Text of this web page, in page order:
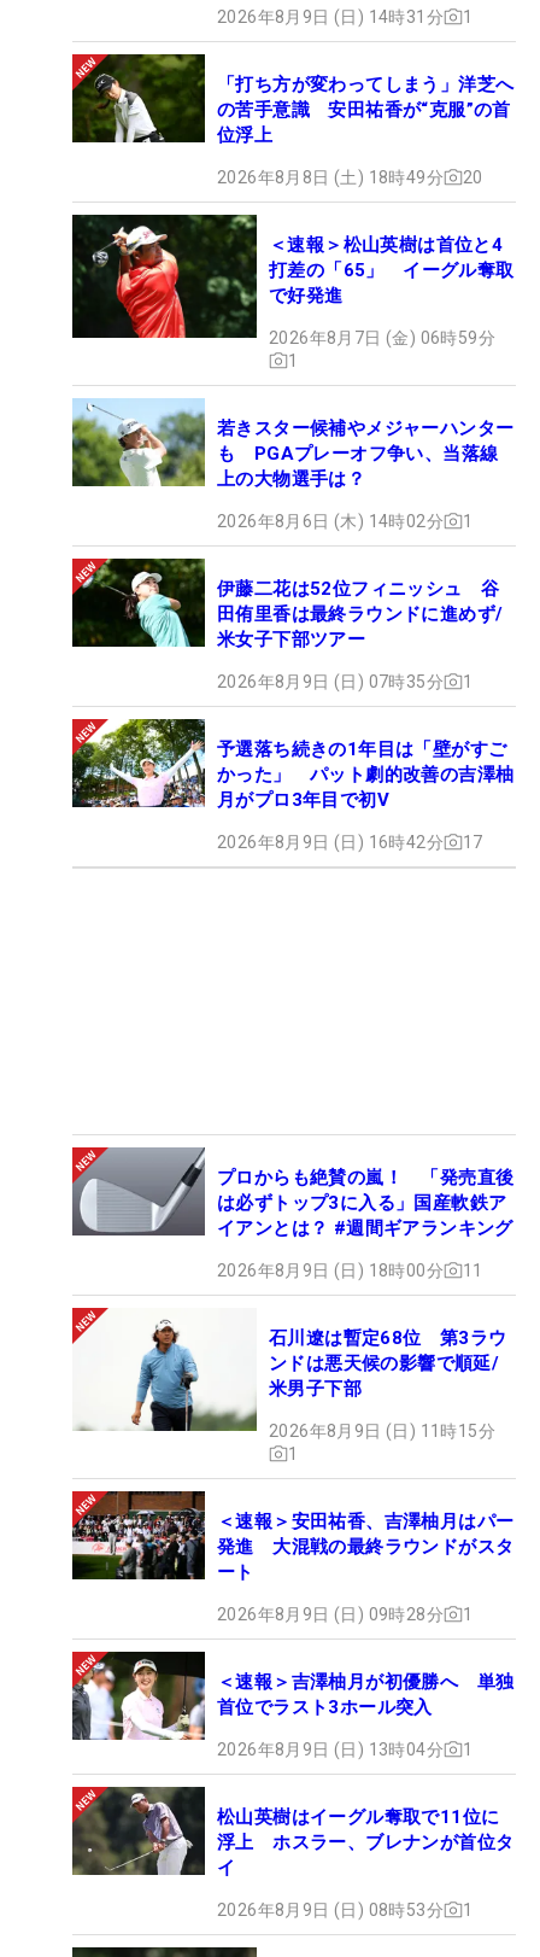
2026年8月9日 (日) 14時31分 1
「打ち方が変わってしまう」洋芝へ
の苦手意識 安田祐香が“克服”の首
位浮上
2026年8月8日 (土) 18時49分 20
＜速報＞松山英樹は首位と4
打差の「65」 イーグル奪取
で好発進
2026年8月7日 (金) 06時59分
1
若きスター候補やメジャーハンター
も PGAプレーオフ争い、当落線
上の大物選手は？
2026年8月6日 (木) 14時02分 1
伊藤二花は52位フィニッシュ 谷
田侑里香は最終ラウンドに進めず/
米女子下部ツアー
2026年8月9日 (日) 07時35分 1
予選落ち続きの1年目は「壁がすご
かった」 パット劇的改善の吉澤柚
月がプロ3年目で初V
2026年8月9日 (日) 16時42分 17
プロからも絶賛の嵐！ 「発売直後
は必ずトップ3に入る」国産軟鉄ア
イアンとは？ #週間ギアランキング
2026年8月9日 (日) 18時00分 11
石川遼は暫定68位 第3ラウ
ンドは悪天候の影響で順延/
米男子下部
2026年8月9日 (日) 11時15分
1
＜速報＞安田祐香、吉澤柚月はパー
発進 大混戦の最終ラウンドがスタ
ート
2026年8月9日 (日) 09時28分 1
＜速報＞吉澤柚月が初優勝へ 単独
首位でラスト3ホール突入
2026年8月9日 (日) 13時04分 1
松山英樹はイーグル奪取で11位に
浮上 ホスラー、ブレナンが首位タ
イ
2026年8月9日 (日) 08時53分 1